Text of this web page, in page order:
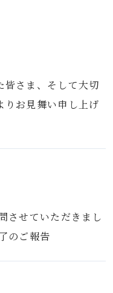
皆さま、そして大切
りお見舞い申し上げ
させていただきまし
のご報告